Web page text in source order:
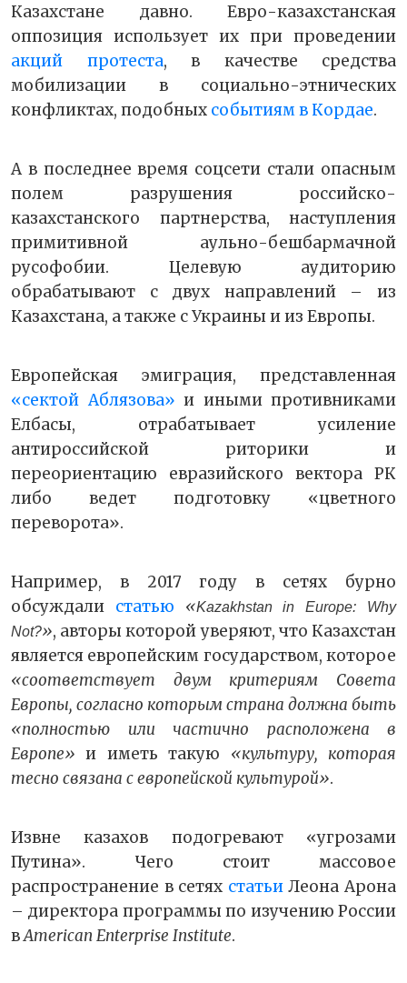
Казахстане давно. Евро-казахстанская
оппозиция использует их при проведении
акций протеста, в качестве средства
мобилизации в социально-этнических
конфликтах, подобных событиям в Кордае.
А в последнее время соцсети стали опасным
полем разрушения российско-
казахстанского партнерства, наступления
примитивной аульно-бешбармачной
русофобии. Целевую аудиторию
обрабатывают с двух направлений – из
Казахстана, а также с Украины и из Европы.
Европейская эмиграция, представленная
«сектой Аблязова» и иными противниками
Елбасы, отрабатывает усиление
антироссийской риторики и
переориентацию евразийского вектора РК
либо ведет подготовку «цветного
переворота».
Например, в 2017 году в сетях бурно
обсуждали статью «Kazakhstan in Europe: Why
Not?», авторы которой уверяют, что Казахстан
является европейским государством, которое
«соответствует двум критериям Совета
Европы, согласно которым страна должна быть
«полностью или частично расположена в
Европе» и иметь такую «культуру, которая
тесно связана с европейской культурой».
Извне казахов подогревают «угрозами
Путина». Чего стоит массовое
распространение в сетях статьиЛеона Арона
– директора программы по изучению России
вAmerican Enterprise Institute.